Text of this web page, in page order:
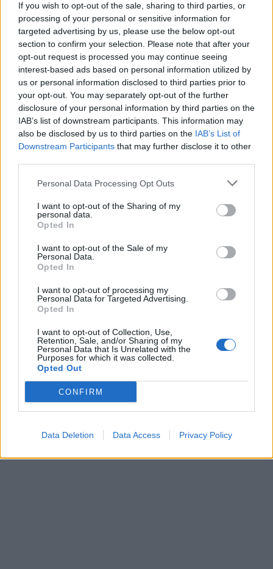
If you wish to opt-out of the sale, sharing to third parties, or
processing of your personal or sensitive information for
targeted advertising by us, please use the below opt-out
section to confirm your selection. Please note that after your
opt-out request is processed you may continue seeing
interest-based ads based on personal information utilized by
us or personal information disclosed to third parties prior to
your opt-out. You may separately opt-out of the further
disclosure of your personal information by third parties on the
IAB’s list of downstream participants. This information may
also be disclosed by us to third parties on the IAB’s List of
Downstream Participants that may further disclose it to other
Personal Data Processing Opt Outs
I want to opt-out of the Sharing of my
personal data.
Opted In
I want to opt-out of the Sale of my
Personal Data.
Opted In
I want to opt-out of processing my
Personal Data for Targeted Advertising.
Opted In
I want to opt-out of Collection, Use,
Retention, Sale, and/or Sharing of my
Personal Data that Is Unrelated with the
Purposes for which it was collected.
Opted Out
CONFIRM
Data Deletion Data Access Privacy Policy
In evidenza